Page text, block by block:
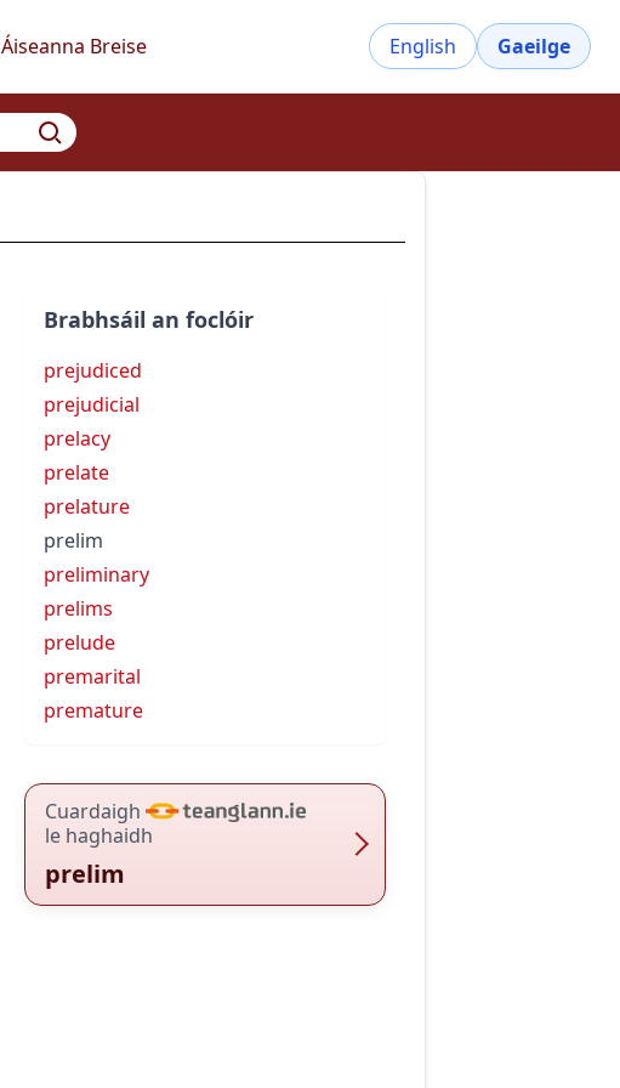
Áiseanna Breise English Gaeilge
Brabhsáil an foclóir
prejudiced
prejudicial
prelacy
prelate
prelature
prelim
preliminary
prelims
prelude
premarital
premature
Cuardaigh
le haghaidh
prelim